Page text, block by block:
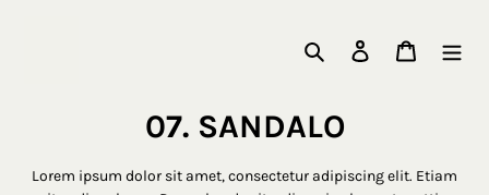
Buscar Ingresar Carrito
C
o
07. SANDALO
Lorem ipsum dolor sit amet, consectetur adipiscing elit. Etiam